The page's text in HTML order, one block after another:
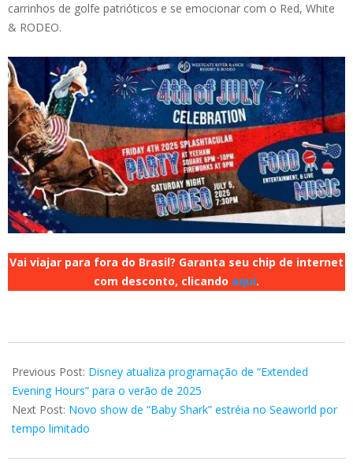
carrinhos de golfe patrióticos e se emocionar com o Red, White
& RODEO.
Vai viajar para fora do Brasil? Garanta seu chip de internet
com desconto, clicando aqui.
07-
02
Previous Post: Disney atualiza programação de “Extended
Evening Hours” para o verão de 2025
Next Post: Novo show de “Baby Shark” estréia no Seaworld por
tempo limitado